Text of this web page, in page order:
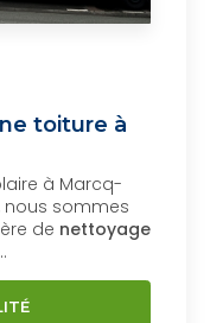
toiture à
à Marcq-
nous sommes
de nettoyage